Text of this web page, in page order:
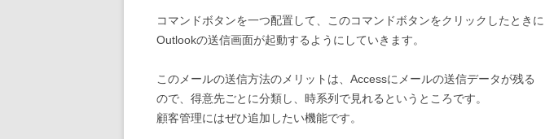
コマンドボタンを一つ配置して、このコマンドボタンをクリックしたときに
Outlookの送信画面が起動するようにしていきます。
このメールの送信方法のメリットは、Accessにメールの送信データが残る
ので、得意先ごとに分類し、時系列で見れるというところです。
顧客管理にはぜひ追加したい機能です。